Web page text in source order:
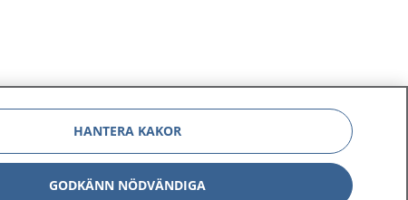
HANTERA KAKOR
GODKÄNN NÖDVÄNDIGA